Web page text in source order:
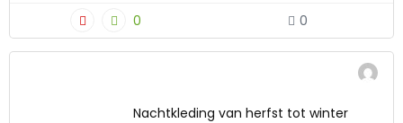
0 0
Nachtkleding van herfst tot winter